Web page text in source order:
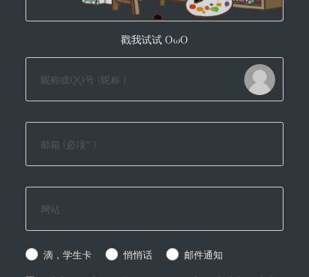
戳我试试 OωO
滴，学生卡 悄悄话 邮件通知